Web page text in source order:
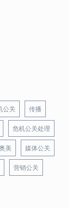
公关 传播
危机公关处理
美 媒体公关
营销公关